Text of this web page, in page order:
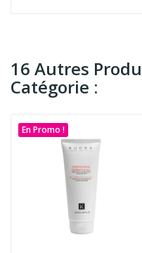
16 Autres
Catégorie :
En Promo !